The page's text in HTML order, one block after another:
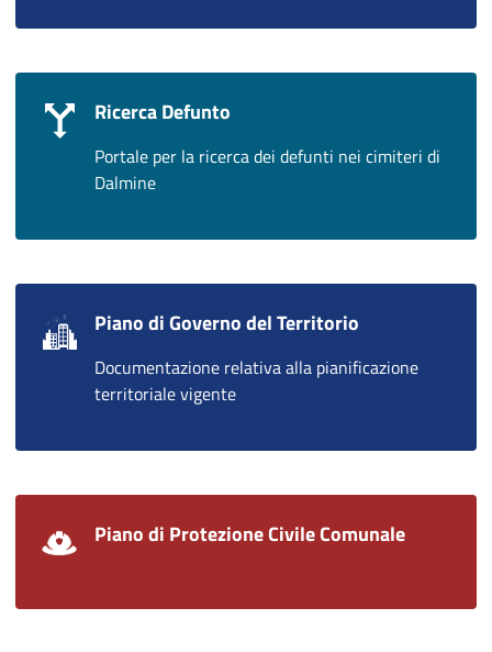
Ricerca Defunto
Portale per la ricerca dei defunti nei cimiteri di
Dalmine
Piano di Governo del Territorio
Documentazione relativa alla pianificazione
territoriale vigente
Piano di Protezione Civile Comunale